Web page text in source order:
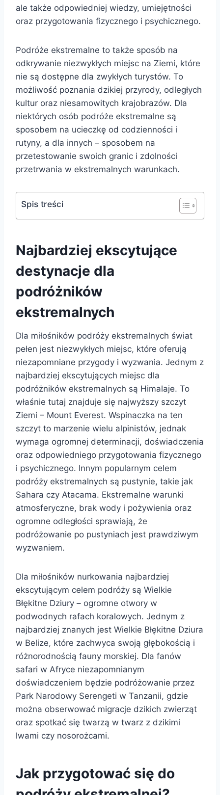
ale także odpowiedniej wiedzy, umiejętności
oraz przygotowania fizycznego i psychicznego.
Podróże ekstremalne to także sposób na
odkrywanie niezwykłych miejsc na Ziemi, które
nie są dostępne dla zwykłych turystów. To
możliwość poznania dzikiej przyrody, odległych
kultur oraz niesamowitych krajobrazów. Dla
niektórych osób podróże ekstremalne są
sposobem na ucieczkę od codzienności i
rutyny, a dla innych – sposobem na
przetestowanie swoich granic i zdolności
przetrwania w ekstremalnych warunkach.
Spis treści
Najbardziej ekscytujące
destynacje dla
podróżników
ekstremalnych
Dla miłośników podróży ekstremalnych świat
pełen jest niezwykłych miejsc, które oferują
niezapomniane przygody i wyzwania. Jednym z
najbardziej ekscytujących miejsc dla
podróżników ekstremalnych są Himalaje. To
właśnie tutaj znajduje się najwyższy szczyt
Ziemi – Mount Everest. Wspinaczka na ten
szczyt to marzenie wielu alpinistów, jednak
wymaga ogromnej determinacji, doświadczenia
oraz odpowiedniego przygotowania fizycznego
i psychicznego. Innym popularnym celem
podróży ekstremalnych są pustynie, takie jak
Sahara czy Atacama. Ekstremalne warunki
atmosferyczne, brak wody i pożywienia oraz
ogromne odległości sprawiają, że
podróżowanie po pustyniach jest prawdziwym
wyzwaniem.
Dla miłośników nurkowania najbardziej
ekscytującym celem podróży są Wielkie
Błękitne Dziury – ogromne otwory w
podwodnych rafach koralowych. Jednym z
najbardziej znanych jest Wielkie Błękitne Dziura
w Belize, które zachwyca swoją głębokością i
różnorodnością fauny morskiej. Dla fanów
safari w Afryce niezapomnianym
doświadczeniem będzie podróżowanie przez
Park Narodowy Serengeti w Tanzanii, gdzie
można obserwować migracje dzikich zwierząt
oraz spotkać się twarzą w twarz z dzikimi
lwami czy nosorożcami.
Jak przygotować się do